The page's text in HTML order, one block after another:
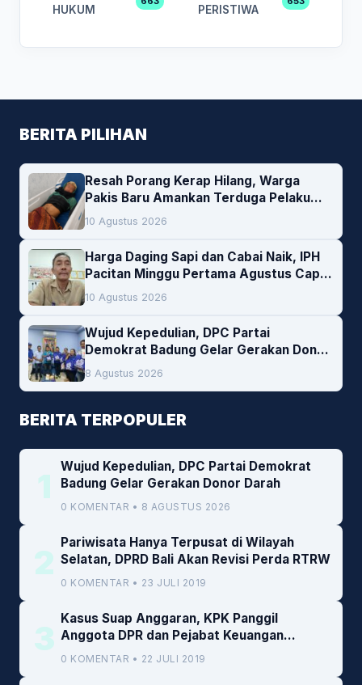
HUKUM
PERISTIWA
BERITA PILIHAN
Resah Porang Kerap Hilang, Warga
Pakis Baru Amankan Terduga Pelaku
Pencurian
10 Agustus 2026
Harga Daging Sapi dan Cabai Naik, IPH
Pacitan Minggu Pertama Agustus Capai
1,66 Persen. Ini Penjelasan Kabag Ayub
10 Agustus 2026
Wujud Kepedulian, DPC Partai
Demokrat Badung Gelar Gerakan Donor
Darah
8 Agustus 2026
BERITA TERPOPULER
1
Wujud Kepedulian, DPC Partai Demokrat
Badung Gelar Gerakan Donor Darah
0 KOMENTAR • 8 AGUSTUS 2026
2
Pariwisata Hanya Terpusat di Wilayah
Selatan, DPRD Bali Akan Revisi Perda RTRW
0 KOMENTAR • 23 JULI 2019
3
Kasus Suap Anggaran, KPK Panggil
Anggota DPR dan Pejabat Keuangan
Kemenkeu
0 KOMENTAR • 22 JULI 2019